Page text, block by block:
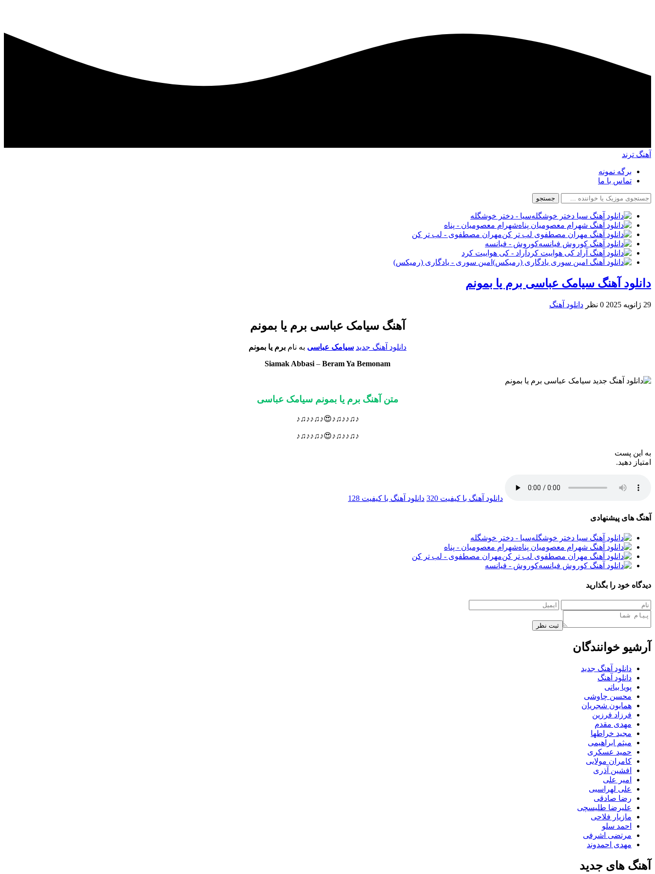
آهنگ ترند
برگه نمونه
تماس با ما
جستجو
سیا - دختر خوشگله
شهرام معصومیان - پناه
مهران مصطفوی - لب تر کن
کوروش - فیانسه
آراد - کی هواییت کرد
امین سوری - یادگاری (رمیکس)
دانلود آهنگ سیامک عباسی برم یا بمونم
29 ژانویه 2025 0 نظر دانلود آهنگ
آهنگ سیامک عباسی برم یا بمونم
دانلود آهنگ جدید سیامک عباسی به نام برم یا بمونم
Siamak Abbasi – Beram Ya Bemonam
متن آهنگ برم یا بمونم سیامک عباسی
♪♫♪♪♫♪😍♪♫♪♪♫♪
♪♫♪♪♫♪😍♪♫♪♪♫♪
به این پست
امتیاز دهید.
دانلود آهنگ با کیفیت 320 دانلود آهنگ با کیفیت 128
آهنگ های پیشنهادی
سیا - دختر خوشگله
شهرام معصومیان - پناه
مهران مصطفوی - لب تر کن
کوروش - فیانسه
دیدگاه خود را بگذارید
ثبت نظر
آرشیو خوانندگان
دانلود آهنگ جدید
دانلود آهنگ
پویا بیاتی
محسن چاوشی
همایون شجریان
فرزاد فرزین
مهدی مقدم
مجید خراطها
میثم ابراهیمی
حمید عسکری
کامران مولایی
افشین آذری
امیر علی
علی لهراسبی
رضا صادقی
علیرضا طلیسچی
مازیار فلاحی
احمد سلو
مرتضی اشرفی
مهدی احمدوند
آهنگ های جدید